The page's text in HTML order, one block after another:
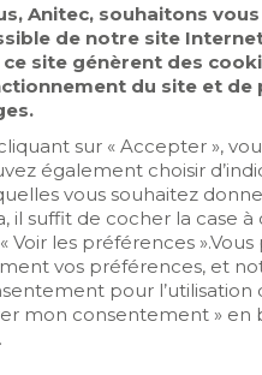
Anitec, souhaitons
de notre site
ce site génèrent des
du site et de
sur « Accepter »,
également choisir
vous souhaitez
il suffit de cocher la case
Voir les préférences
vos préférences, et
pour l’utilisation
mon consentement » en
Réseaux